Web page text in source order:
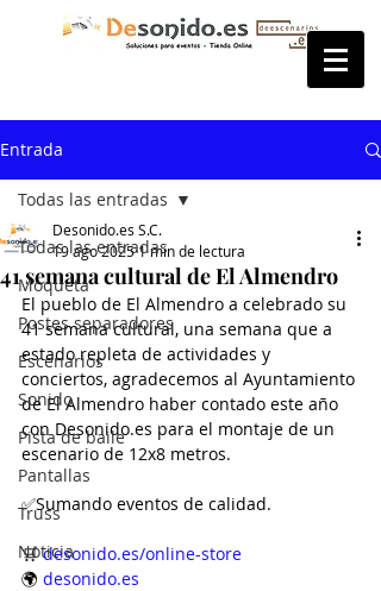
Entrada
Todas las entradas
Moqueta
Postes separadores
Escenarios
Sonido
Pista de baile
Pantallas
Truss
Noticia
Todas las entradas
41 semana cultural de El Almendro
Desonido.es S.C.
19 ago 2025 1 min de lectura
El pueblo de El Almendro a celebrado su
41 semana cultural, una semana que a
estado repleta de actividades y
conciertos, agradecemos al Ayuntamiento
de El Almendro haber contado este año
con Desonido.es para el montaje de un
escenario de 12x8 metros.
✅Sumando eventos de calidad.
🛒 desonido.es/online-store
🌍 desonido.es